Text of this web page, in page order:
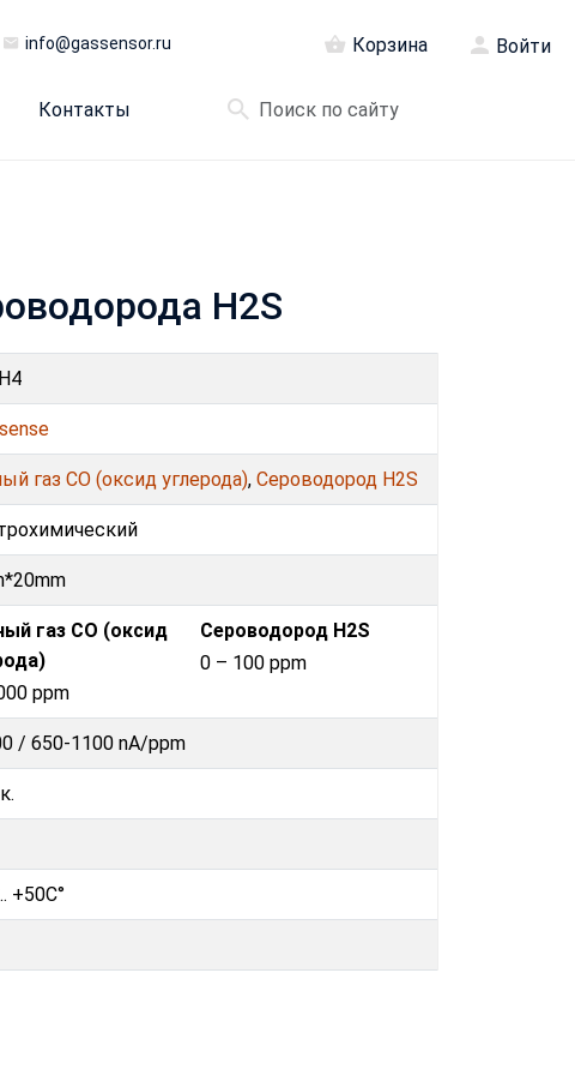
info@gassensor.ru Корзина Войти
Контакты
H2S
газ CO (оксид углерода), Сероводород H2S
газ CO (оксид
ppm
Сероводород H2S
0 – 100 ppm
/ 650-1100 nA/ppm
+50C°